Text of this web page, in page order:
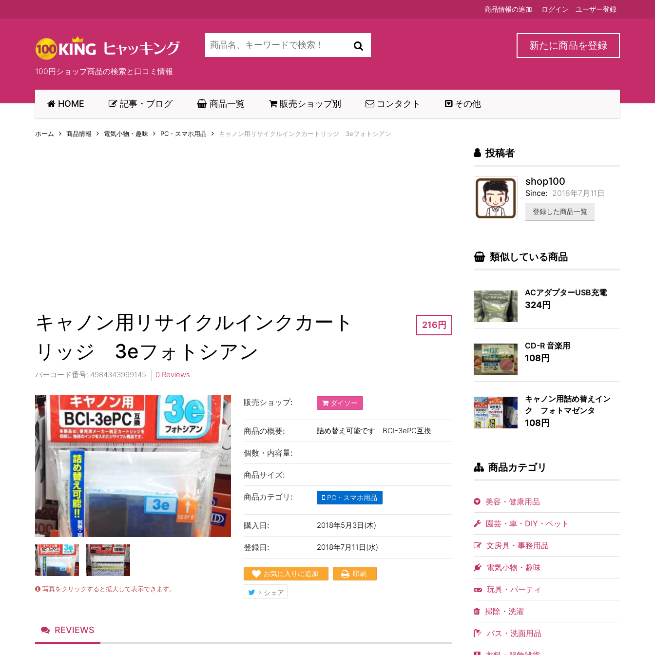
商品情報の追加 ログイン ユーザー登録
100円ショップ商品の検索と口コミ情報
新たに商品を登録
HOME 記事・ブログ 商品一覧 販売ショップ別 コンタクト その他
ホーム 商品情報 電気小物・趣味 PC・スマホ用品 キャノン用リサイクルインクカートリッジ 3eフォトシアン
キャノン用リサイクルインクカート
リッジ 3eフォトシアン
バーコード番号: 4984343999145 0 Reviews
216円
写真をクリックすると拡大して表示できます。
販売ショップ: ダイソー
商品の概要: 詰め替え可能です BCI-3ePC互換
個数・内容量:
商品サイズ:
商品カテゴリ: PC・スマホ用品
購入日: 2018年5月3日(木)
登録日: 2018年7月11日(水)
お気に入りに追加 印刷
シェア
REVIEWS
投稿者
shop100
Since: 2018年7月11日
登録した商品一覧
類似している商品
ACアダプターUSB充電
324円
CD-R 音楽用
108円
キャノン用詰め替えイン
ク フォトマゼンタ
108円
商品カテゴリ
美容・健康用品
園芸・車・DIY・ペット
文房具・事務用品
電気小物・趣味
玩具・パーティ
掃除・洗濯
バス・洗面用品